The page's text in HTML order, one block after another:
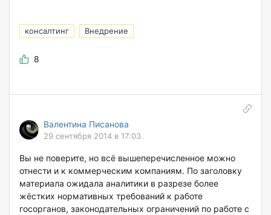
консалтинг Внедрение
8
Валентина Писанова
29 сентября 2014 в 17:03
Вы не поверите, но всё вышеперечисленное можно
отнести и к коммерческим компаниям. По заголовку
материала ожидала аналитики в разрезе более
жёстких нормативных требований к работе
госорганов, законодательных ограничений по работе с